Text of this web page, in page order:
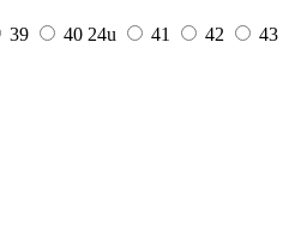
39 40 24u 41 42
43